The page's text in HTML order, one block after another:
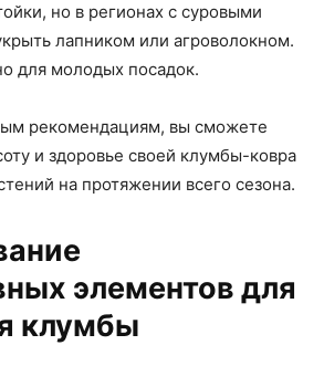
но в регионах с суровыми
лапником или агроволокном.
для молодых посадок.
рекомендациям, вы сможете
и здоровье своей клумбы-ковра
на протяжении всего сезона.
элементов для
клумбы